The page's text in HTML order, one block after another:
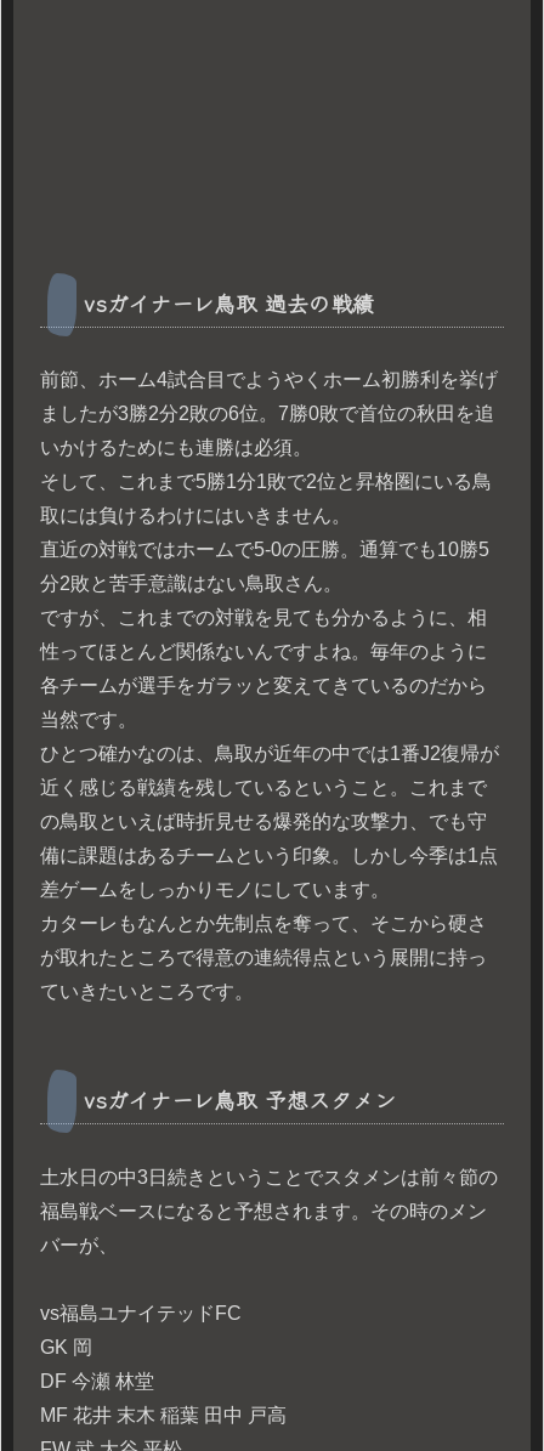
vsガイナーレ鳥取 過去の戦績
前節、ホーム4試合目でようやくホーム初勝利を挙げ
ましたが3勝2分2敗の6位。7勝0敗で首位の秋田を追
いかけるためにも連勝は必須。
そして、これまで5勝1分1敗で2位と昇格圏にいる鳥
取には負けるわけにはいきません。
直近の対戦ではホームで5-0の圧勝。通算でも10勝5
分2敗と苦手意識はない鳥取さん。
ですが、これまでの対戦を見ても分かるように、相
性ってほとんど関係ないんですよね。毎年のように
各チームが選手をガラッと変えてきているのだから
当然です。
ひとつ確かなのは、鳥取が近年の中では1番J2復帰が
近く感じる戦績を残しているということ。これまで
の鳥取といえば時折見せる爆発的な攻撃力、でも守
備に課題はあるチームという印象。しかし今季は1点
差ゲームをしっかりモノにしています。
カターレもなんとか先制点を奪って、そこから硬さ
が取れたところで得意の連続得点という展開に持っ
ていきたいところです。
vsガイナーレ鳥取 予想スタメン
土水日の中3日続きということでスタメンは前々節の
福島戦ベースになると予想されます。その時のメン
バーが、
vs福島ユナイテッドFC
GK 岡
DF 今瀬 林堂
MF 花井 末木 稲葉 田中 戸高